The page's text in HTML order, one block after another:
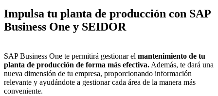
Impulsa tu planta de producción con SAP
Business One y SEIDOR
SAP Business One te permitirá gestionar el mantenimiento de tu
planta de producción de forma más efectiva. Además, te dará una
nueva dimensión de tu empresa, proporcionando información
relevante y ayudándote a gestionar cada área de la manera más
conveniente.